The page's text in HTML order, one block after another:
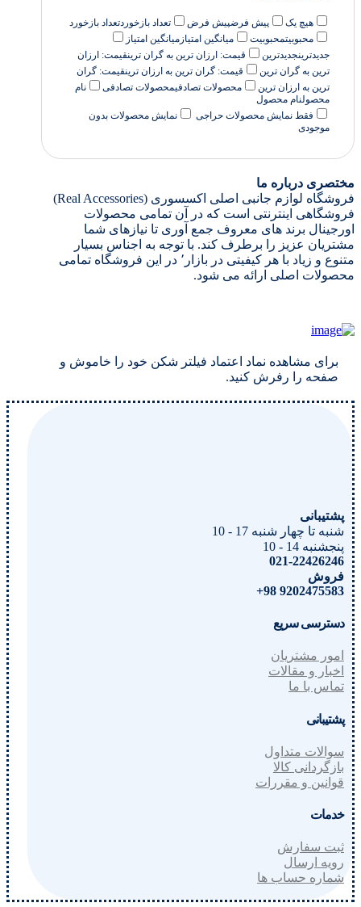
هیچ یک پیش فرضپیش فرض تعداد بازخوردتعداد بازخورد
محبوبیتمحبوبیت میانگین امتیاز میانگین امتیاز
جدیدترینجدیدترین قیمت: ارزان ترین به گران ترینقیمت: ارزان
ترین به گران ترین
قیمت: گران ترین به ارزان ترینقیمت: گران
ترین به ارزان ترین
محصولات تصادفیمحصولات تصادفی
نام
محصولنام محصول
فقط نمایش محصولات حراجی
نمایش محصولات بدون
موجودی
مختصری درباره ما
فروشگاه لوازم جانبی اصلی اکسسوری (Real Accessories)
فروشگاهی اینترنتی است که در آن تمامی محصولات
اورجینال برند های معروف جمع آوری تا نیازهای شما
مشتریان عزیز را برطرف کند. با توجه به اجناس بسیار
متنوع و زیاد با هر کیفیتی در بازار٬ در این فروشگاه تمامی
محصولات اصلی ارائه می شود.
برای مشاهده نماد اعتماد فیلتر شکن خود را خاموش و
صفحه را رفرش کنید.
پشتیبانی
شنبه تا چهار شنبه 17 - 10
پنجشنبه 14 - 10
021-22426246
فروش
9202475583 98+
دسترسی سریع
امور مشتریان
اخبار و مقالات
تماس با ما
پشتیبانی
سوالات متداول
بازگردانی کالا
قوانین و مقررات
خدمات
ثبت سفارش
رویه ارسال
شماره حساب ها